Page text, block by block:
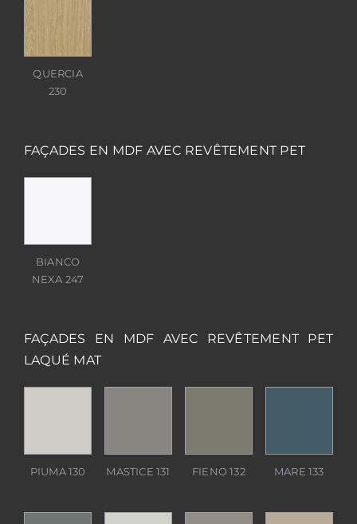
QUERCIA
230
FAÇADES EN MDF AVEC REVÊTEMENT PET
BIANCO
NEXA 247
FAÇADES EN MDF AVEC REVÊTEMENT PET
LAQUÉ MAT
PIUMA 130 MASTICE 131 FIENO 132 MARE 133